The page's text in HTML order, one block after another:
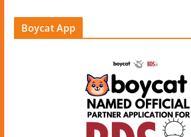
Boycat App